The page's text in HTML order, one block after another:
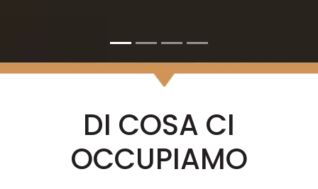
DI COSA CI
OCCUPIAMO